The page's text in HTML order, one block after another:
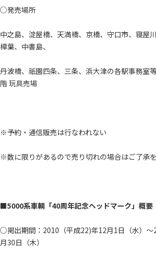
○発売場所
中之島、淀屋橋、天満橋、京橋、守口市、寝屋
樟葉、中書島、
丹波橋、祇園四条、三条、浜大津の各駅事務室
階 玩具売場
※予約・通信販売は行なわれない
※数に限りがあるので売り切れの場合はご了承を
■5000系車輌「40周年記念ヘッドマーク」概要
○掲出期間：2010（平成22)年12月1日（水）～
月30日（木）